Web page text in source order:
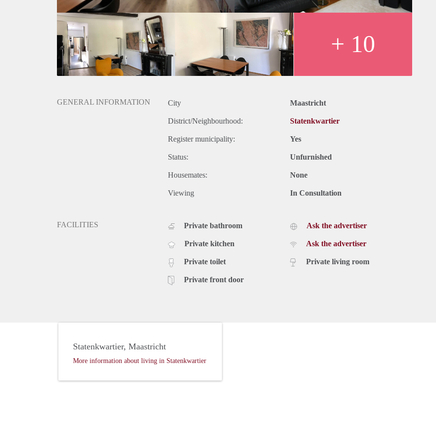
+ 10
GENERAL INFORMATION City Maastricht
District/Neighbourhood: Statenkwartier
Register municipality: Yes
Status: Unfurnished
Housemates: None
Viewing In Consultation
FACILITIES Private bathroom
Private kitchen
Private toilet
Private front door
Ask the advertiser
Ask the advertiser
Private living room
Statenkwartier, Maastricht
More information about living in Statenkwartier